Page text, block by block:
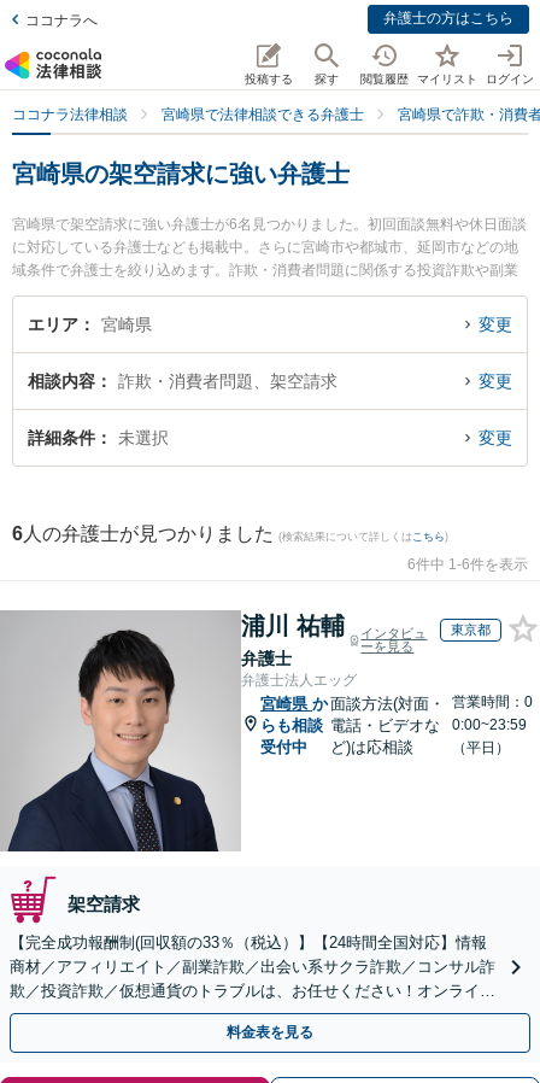
ココナラへ 弁護士の方はこちら
投稿する 探す 閲覧履歴 マイリスト ログイン
ココナラ法律相談 宮崎県で法律相談できる弁護士 宮崎県で詐欺・消費
宮崎県の架空請求に強い弁護士
宮崎県で架空請求に強い弁護士が6名見つかりました。初回面談無料や休日面談
に対応している弁護士なども掲載中。さらに宮崎市や都城市、延岡市などの地
域条件で弁護士を絞り込めます。詐欺・消費者問題に関係する投資詐欺や副業
詐欺、FX詐欺等の細かな分野での絞り込み検索もでき便利です。特にAXIS法律
事務所の内山 悠太郎弁護士や五島法律事務所の五島 自由弁護士、佐々木健法律
弁護士に相談したい』『架空請求のトラブル解決の実績豊富な近くの弁護士を
検索したい』『初回相談無料で架空請求を法律相談できる宮崎県内の弁護士に
相談予約したい』などでお困りの相談者さんにおすすめです。
エリア 宮崎県 変更
相談内容 詐欺・消費者問題、架空請求 変更
詳細条件 未選択 変更
6 人の弁護士が見つかりました (検索結果について詳しくは こちら)
6件中 1-6件を表示
浦川 祐輔
弁護士
インタビュ
ーを見る
東京都
弁護士法人エッグ
宮崎県 か
らも相談
受付中
面談方法(対面・
電話・ビデオな
ど)は応相談
営業時間：0
0:00~23:59
（平日）
架空請求
【完全成功報酬制(回収額の33％（税込）】【24時間全国対応】情報
商材／アフィリエイト／副業詐欺／出会い系サクラ詐欺／コンサル詐
欺／投資詐欺／仮想通貨のトラブルは、お任せください！オンライン
のみで解決も可能！
料金表を見る